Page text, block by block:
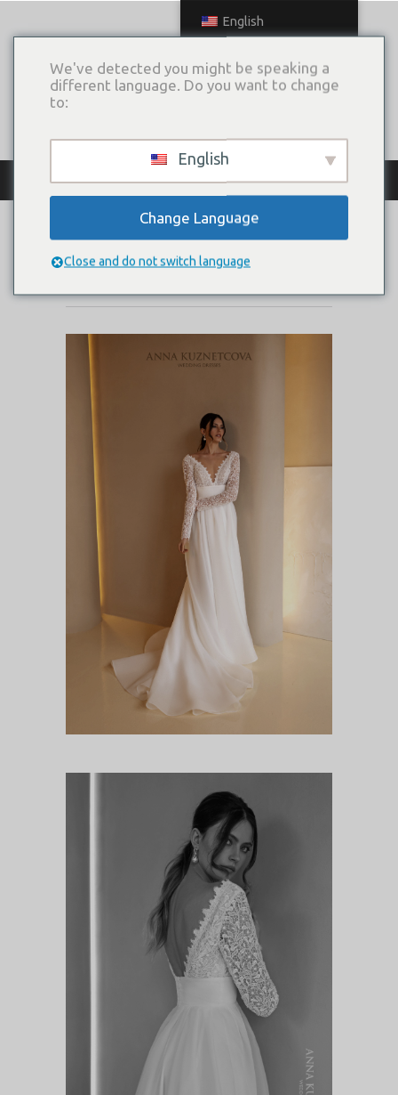
КАТАЛОГ ПЛАТЬЕВ
BERNARDA
English
We've detected you might be speaking a
different language. Do you want to change
to:
English
Change Language
Close and do not switch language